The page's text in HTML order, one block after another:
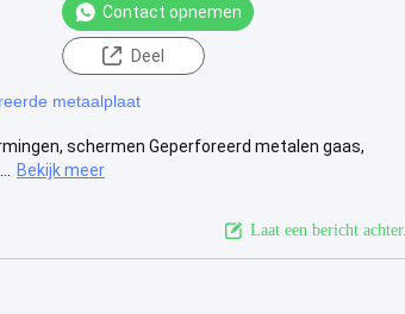
Contact opnemen
Deel
metaalplaat
schermen Geperforeerd metalen gaas,
Bekijk meer
Laat een bericht achter.